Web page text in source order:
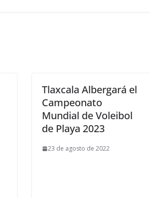
Tlaxcala Albergará el
Campeonato
Mundial de Voleibol
de Playa 2023
23 de agosto de 2022